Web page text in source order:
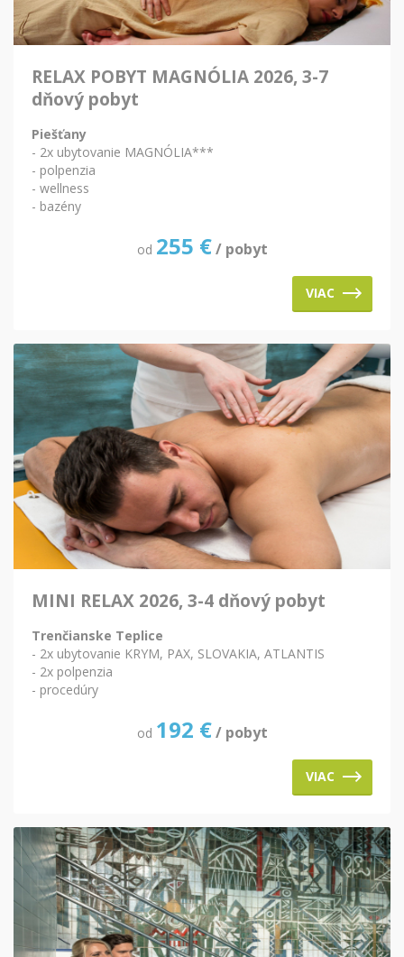
RELAX POBYT MAGNÓLIA 2026, 3-7
dňový pobyt
Piešťany
- 2x ubytovanie MAGNÓLIA***
- polpenzia
- wellness
- bazény
od 255 € / pobyt
VIAC
MINI RELAX 2026, 3-4 dňový pobyt
Trenčianske Teplice
- 2x ubytovanie KRYM, PAX, SLOVAKIA, ATLANTIS
- 2x polpenzia
- procedúry
od 192 € / pobyt
VIAC